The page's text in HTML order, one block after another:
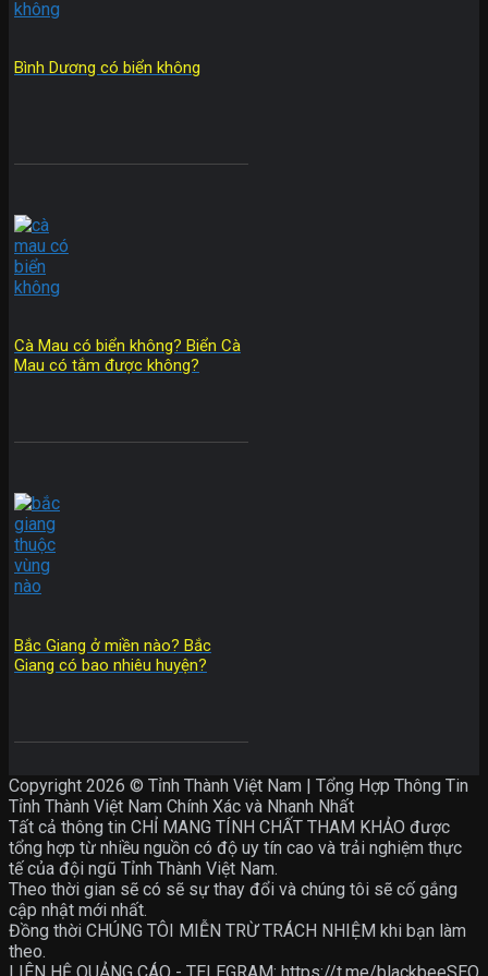
Bình Dương có biển không
Cà Mau có biển không? Biển Cà
Mau có tắm được không?
Bắc Giang ở miền nào? Bắc
Giang có bao nhiêu huyện?
Copyright 2026 © Tỉnh Thành Việt Nam | Tổng Hợp Thông Tin
Tỉnh Thành Việt Nam Chính Xác và Nhanh Nhất
Tất cả thông tin CHỈ MANG TÍNH CHẤT THAM KHẢO được
tổng hợp từ nhiều nguồn có độ uy tín cao và trải nghiệm thực
tế của đội ngũ Tỉnh Thành Việt Nam.
Theo thời gian sẽ có sẽ sự thay đổi và chúng tôi sẽ cố gắng
cập nhật mới nhất.
Đồng thời CHÚNG TÔI MIỄN TRỪ TRÁCH NHIỆM khi bạn làm
theo.
LIÊN HỆ QUẢNG CÁO - TELEGRAM: https://t.me/blackbeeSEO